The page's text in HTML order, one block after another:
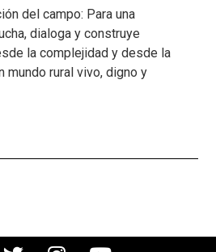
del campo: Para una
dialoga y construye
la complejidad y desde la
mundo rural vivo, digno y